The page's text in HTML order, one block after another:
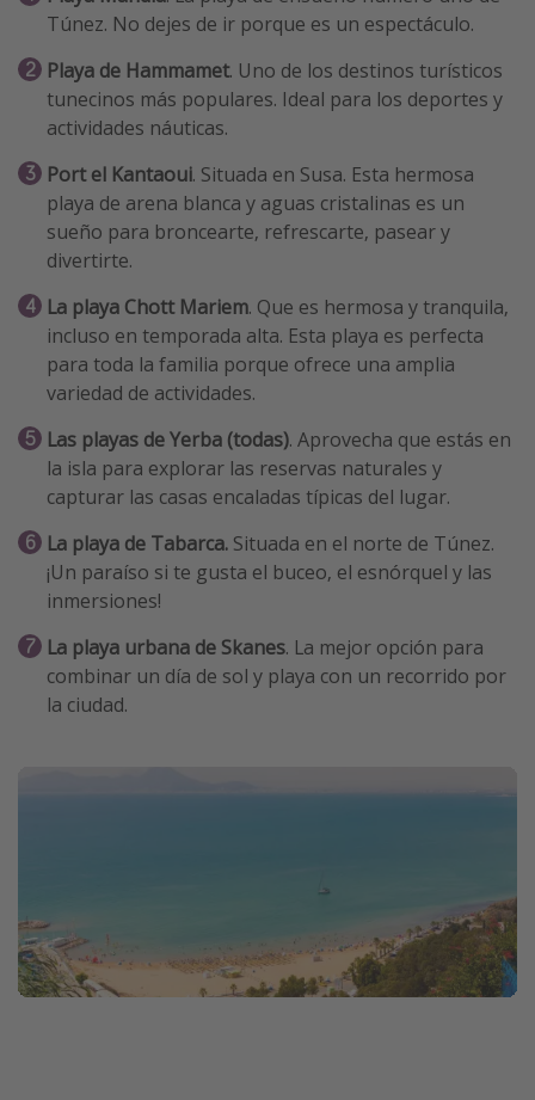
Túnez. No dejes de ir porque es un espectáculo.
Playa de Hammamet. Uno de los destinos turísticos
tunecinos más populares. Ideal para los deportes y
actividades náuticas.
Port el Kantaoui. Situada en Susa. Esta hermosa
playa de arena blanca y aguas cristalinas es un
sueño para broncearte, refrescarte, pasear y
divertirte.
La playa Chott Mariem. Que es hermosa y tranquila,
incluso en temporada alta. Esta playa es perfecta
para toda la familia porque ofrece una amplia
variedad de actividades.
Las playas de Yerba (todas). Aprovecha que estás en
la isla para explorar las reservas naturales y
capturar las casas encaladas típicas del lugar.
La playa de Tabarca. Situada en el norte de Túnez.
¡Un paraíso si te gusta el buceo, el esnórquel y las
inmersiones!
La playa urbana de Skanes. La mejor opción para
combinar un día de sol y playa con un recorrido por
la ciudad.